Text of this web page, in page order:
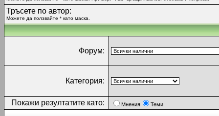
Тръсете по автор:
Можете да ползвайте * като маска.
Форум:
Категория:
Покажи резултатите като: Мнения Теми